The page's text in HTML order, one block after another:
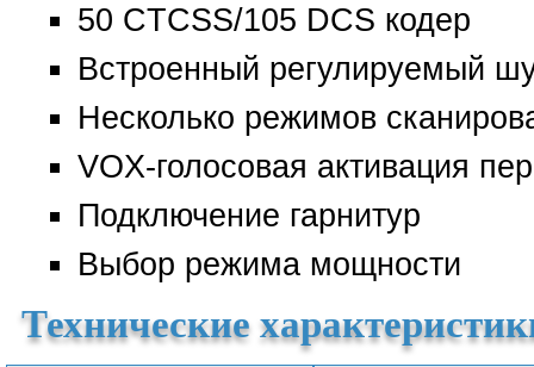
50 CTCSS/105 DCS кодер
Встроенный регулируемый
Несколько режимов
VOX-голосовая активация
Подключение гарнитур
Выбор режима мощности
Технические